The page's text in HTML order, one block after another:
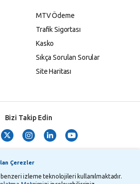
MTV Ödeme
Trafik Sigortası
Kasko
Sıkça Sorulan Sorular
Site Haritası
Bizi Takip Edin
Çerezler
izleme teknolojileri kullanılmaktadır.